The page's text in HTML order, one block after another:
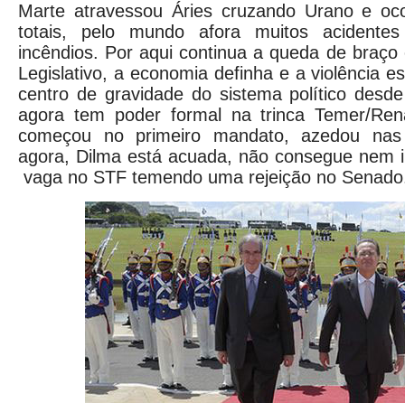
Marte atravessou Áries cruzando Urano e
totais, pelo mundo afora muitos
incêndios. Por aqui continua a queda de
Legislativo, a economia definha e a violência
centro de gravidade do sistema político
agora tem poder formal na trinca Temer/
começou no primeiro mandato, azedou
agora, Dilma está acuada, não consegue nem
vaga no STF temendo uma rejeição no